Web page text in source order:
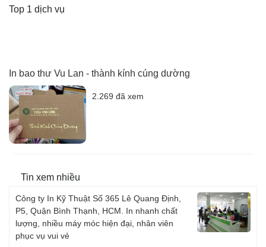
Top 1 dịch vụ
In bao thư Vu Lan - thành kính cúng dường
2.269 đã xem
Tin xem nhiều
Công ty In Kỹ Thuật Số 365 Lê Quang Định,
P5, Quận Bình Thạnh, HCM. In nhanh chất
lượng, nhiều máy móc hiện đại, nhân viên
phục vụ vui vẻ